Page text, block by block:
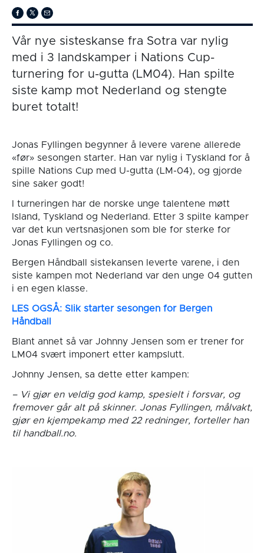
Vår nye sisteskanse fra Sotra var nylig
med i 3 landskamper i Nations Cup-
turnering for u-gutta (LM04). Han spilte
siste kamp mot Nederland og stengte
buret totalt!
Jonas Fyllingen begynner å levere varene allerede
«før» sesongen starter. Han var nylig i Tyskland for å
spille Nations Cup med U-gutta (LM-04), og gjorde
sine saker godt!
I turneringen har de norske unge talentene møtt
Island, Tyskland og Nederland. Etter 3 spilte kamper
var det kun vertsnasjonen som ble for sterke for
Jonas Fyllingen og co.
Bergen Håndball sistekansen leverte varene, i den
siste kampen mot Nederland var den unge 04 gutten
i en egen klasse.
LES OGSÅ: Slik starter sesongen for Bergen
Håndball
Blant annet så var Johnny Jensen som er trener for
LM04 svært imponert etter kampslutt.
Johnny Jensen, sa dette etter kampen:
– Vi gjør en veldig god kamp, spesielt i forsvar, og
fremover går alt på skinner. Jonas Fyllingen, målvakt,
gjør en kjempekamp med 22 redninger, forteller han
til handball.no.